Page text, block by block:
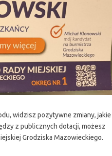
widzisz pozytywne zmiany, jakie
z publicznych dotacji, możesz
Grodziska Mazowieckiego.